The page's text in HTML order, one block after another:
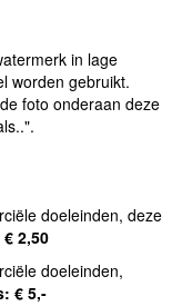
in lage
worden gebruikt.
foto onderaan deze
doeleinden, deze
2,50
doeleinden,
€ 5,-